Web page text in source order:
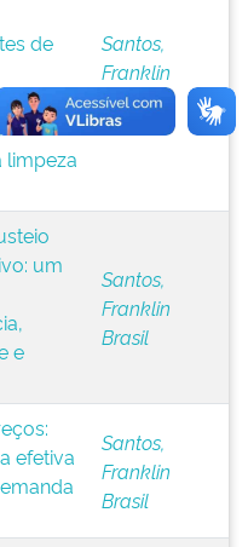
de
de
limpeza
Santos,
Franklin
Brasil
um
e
Santos,
Franklin
Brasil
efetiva
Santos,
Franklin
Brasil